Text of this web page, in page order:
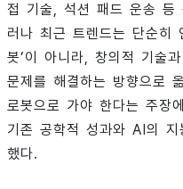
접 기술, 석션 패드 운송 등
러나 최근 트렌드는 단순히
봇’이 아니라, 창의적 기술
문제를 해결하는 방향으로
로봇으로 가야 한다는 주장
기존 공학적 성과와 AI의 지
했다.